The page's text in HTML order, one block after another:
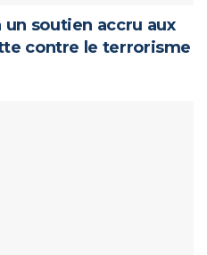
un soutien accru aux
contre le terrorisme